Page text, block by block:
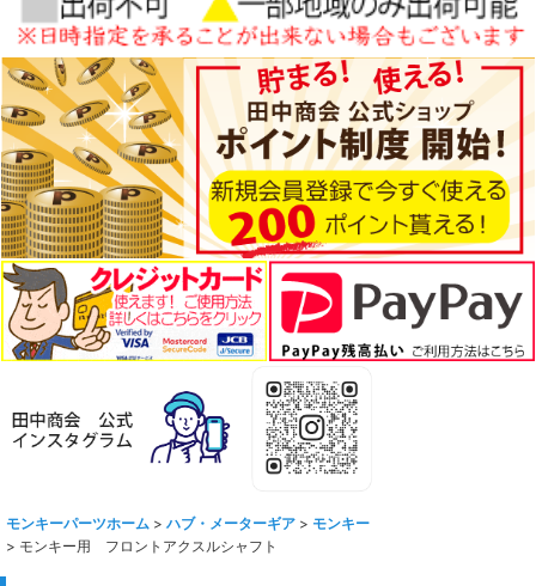
モンキーパーツホーム > ハブ・メーターギア > モンキー
> モンキー用 フロントアクスルシャフト